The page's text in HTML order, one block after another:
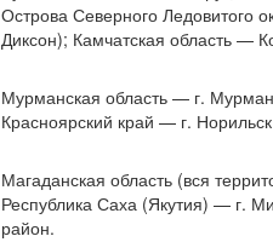
Острова Северного Ледовитого
Диксон); Камчатская область —
Мурманская область — г.
Красноярский край — г.
Магаданская область (вся
Республика Саха (Якутия) — г.
район.